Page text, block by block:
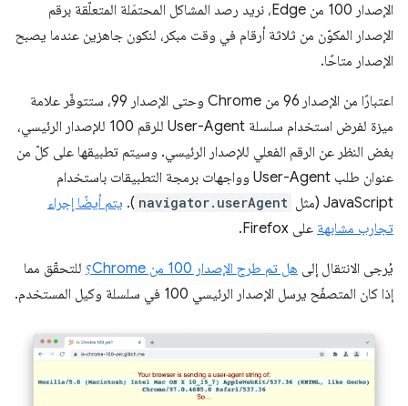
الإصدار 100 من Edge، نريد رصد المشاكل المحتمَلة المتعلّقة برقم
الإصدار المكوّن من ثلاثة أرقام في وقت مبكر، لنكون جاهزين عندما يصبح
الإصدار متاحًا.
اعتبارًا من الإصدار 96 من Chrome وحتى الإصدار 99، ستتوفّر علامة
ميزة لفرض استخدام سلسلة User-Agent للرقم 100 للإصدار الرئيسي،
بغض النظر عن الرقم الفعلي للإصدار الرئيسي. وسيتم تطبيقها على كلّ من
عنوان طلب User-Agent وواجهات برمجة التطبيقات باستخدام
JavaScript (مثل
navigator.userAgent
). يتم أيضًا إجراء
تجارب مشابهة على Firefox.
يُرجى الانتقال إلى هل تم طرح الإصدار 100 من Chrome؟
للتحقّق مما
إذا كان المتصفّح يرسل الإصدار الرئيسي 100 في سلسلة وكيل المستخدم.